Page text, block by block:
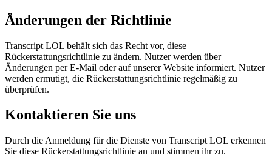
Änderungen der Richtlinie
Transcript LOL behält sich das Recht vor, diese
Rückerstattungsrichtlinie zu ändern. Nutzer werden über
Änderungen per E-Mail oder auf unserer Website informiert. Nutzer
werden ermutigt, die Rückerstattungsrichtlinie regelmäßig zu
überprüfen.
Kontaktieren Sie uns
Durch die Anmeldung für die Dienste von Transcript LOL erkennen
Sie diese Rückerstattungsrichtlinie an und stimmen ihr zu.